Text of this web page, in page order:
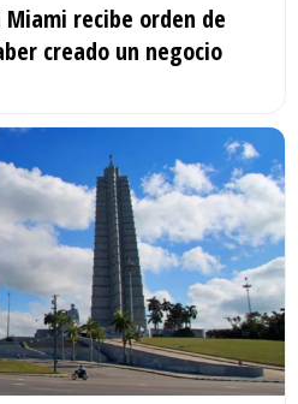
Miami recibe orden de
creado un negocio